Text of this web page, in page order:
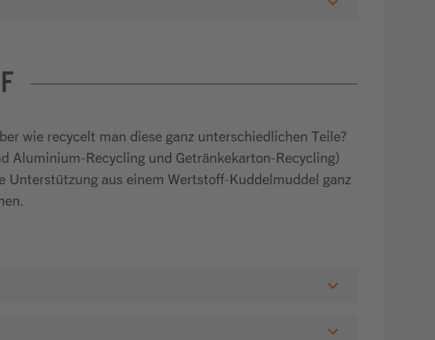
wie recycelt man diese ganz unterschiedlichen Teile?
Aluminium-Recycling und Getränkekarton-Recycling)
Unterstützung aus einem Wertstoff-Kuddelmuddel ganz